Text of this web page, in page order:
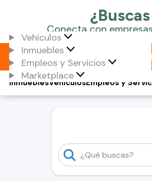
Vehículos
Inmuebles
Empleos y Servicios
Marketplace
Vehículos
Inmuebles Empleos y